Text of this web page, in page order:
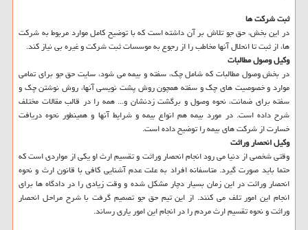
ثبت شركت ها
در این بخش، حق جو تلاش بر آن داشته است كه با توضیح كامل موارد مربوط به شركت
ها، از ثبت تا انحلال آنها مخاطب را از رجوع به موسسات ثبت شركت و غیره بی نیاز كند.
وكیل وصول مطالبات
در بخش وصول مطالبات كه شامل چك، سفته و بیمه می شود، سایت حق جو برای تمامی
موارد و خصوصیت های چك و سفته همچون روش پشت نویسی آنها، روش نوشتن چك و
سفته برای ضمانت، نحوه وصول و برگشت زدنشان و... همه را در قالب مقالات مختلف
شرح داده است. در مورد بیمه هم انواع بیمه و شرایط آنها و همینطور نحوه دریافت
خسارت از شركت های بیمه را توضیح داده است.
وكیل انحصار وراثت
وقتی شخصی از دنیا می رود انجام انحصار وراثت و تقسیم ارث او یكی از مواردی است كه
حتما باید صورت گیرد. متاسفانه افراد به علت عدم آشنایی كافی با قانون ارث و نحوه
انحصار وراثت در این زمان بسیار دچار مشكل شده و وقت زیادی را در دادگاه ها برای
انجام این امور تلف می كنند. از این تیم حق جو تصمیم گرفت با شرح مراحل انحصار
وراثت و نحوه تقسیم ارث مردم را در انجام این امور یاری رساند.